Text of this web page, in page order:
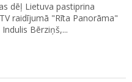
dēļ Lietuva pastiprina
raidījumā "Rīta Panorāma"
Bērziņš,...